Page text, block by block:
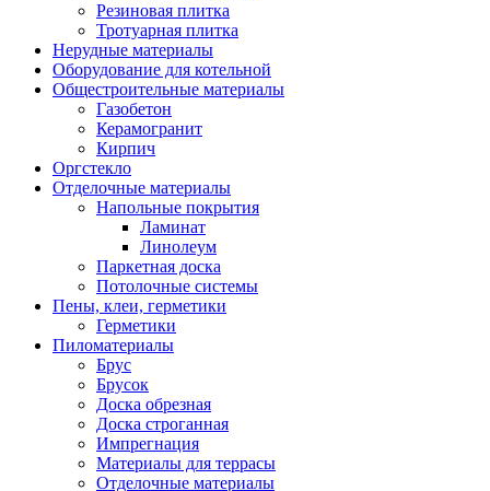
Резиновая плитка
Тротуарная плитка
Нерудные материалы
Оборудование для котельной
Общестроительные материалы
Газобетон
Керамогранит
Кирпич
Оргстекло
Отделочные материалы
Напольные покрытия
Ламинат
Линолеум
Паркетная доска
Потолочные системы
Пены, клеи, герметики
Герметики
Пиломатериалы
Брус
Брусок
Доска обрезная
Доска строганная
Импрегнация
Материалы для террасы
Отделочные материалы